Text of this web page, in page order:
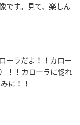
です。見て、楽しん
ーラだよ！！カロー
！！カローラに惚れ
に！！